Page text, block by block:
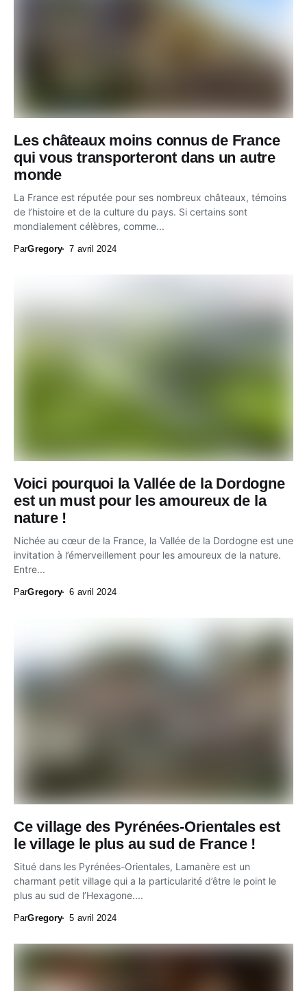
Les châteaux moins connus de France
qui vous transporteront dans un autre
monde
La France est réputée pour ses nombreux châteaux, témoins
de l’histoire et de la culture du pays. Si certains sont
mondialement célèbres, comme...
ParGregory 7 avril 2024
Voici pourquoi la Vallée de la Dordogne
est un must pour les amoureux de la
nature !
Nichée au cœur de la France, la Vallée de la Dordogne est une
invitation à l’émerveillement pour les amoureux de la nature.
Entre...
ParGregory 6 avril 2024
Ce village des Pyrénées-Orientales est
le village le plus au sud de France !
Situé dans les Pyrénées-Orientales, Lamanère est un
charmant petit village qui a la particularité d’être le point le
plus au sud de l’Hexagone....
ParGregory 5 avril 2024